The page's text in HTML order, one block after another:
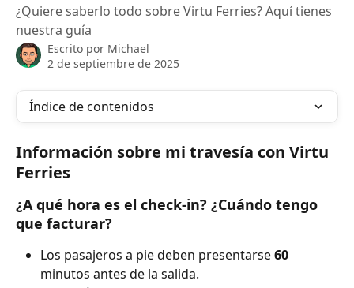
¿Quiere saberlo todo sobre Virtu Ferries? Aquí tienes
nuestra guía
Escrito por Michael
2 de septiembre de 2025
Índice de contenidos
Información sobre mi travesía con Virtu
Ferries
¿A qué hora es el check-in? ¿Cuándo tengo
que facturar?
Los pasajeros a pie deben presentarse 60
minutos antes de la salida.